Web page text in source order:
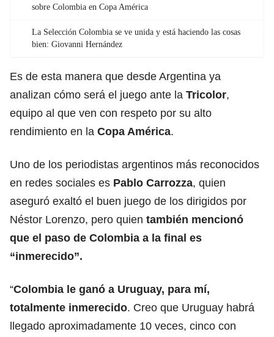
sobre Colombia en Copa América
La Selección Colombia se ve unida y está haciendo las cosas
bien: Giovanni Hernández
Es de esta manera que desde Argentina ya
analizan cómo será el juego ante la Tricolor,
equipo al que ven con respeto por su alto
rendimiento en la Copa América.
Uno de los periodistas argentinos más reconocidos
en redes sociales es Pablo Carrozza, quien
aseguró exaltó el buen juego de los dirigidos por
Néstor Lorenzo, pero quien también mencionó
que el paso de Colombia a la final es
“inmerecido”.
“Colombia le ganó a Uruguay, para mí,
totalmente inmerecido. Creo que Uruguay habrá
llegado aproximadamente 10 veces, cinco con